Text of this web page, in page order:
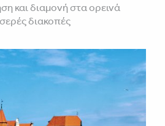
και διαμονή στα ορεινά
διακοπές